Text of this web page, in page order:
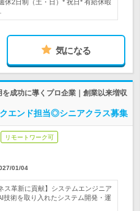
休2日制（土・日）* 祝日* 有給休暇
気になる
成功に導くプロ企業｜創業以来増収
エンド担当◎シニアクラス募集
リモートワーク可
01/04
ス革新に貢献】システムエンジニア
技術を取り入れたシステム開発・運